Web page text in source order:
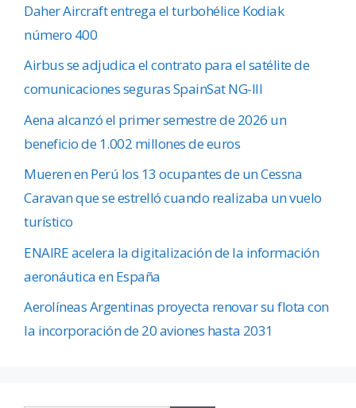
Daher Aircraft entrega el turbohélice Kodiak
número 400
Airbus se adjudica el contrato para el satélite de
comunicaciones seguras SpainSat NG-III
Aena alcanzó el primer semestre de 2026 un
beneficio de 1.002 millones de euros
Mueren en Perú los 13 ocupantes de un Cessna
Caravan que se estrelló cuando realizaba un vuelo
turístico
ENAIRE acelera la digitalización de la información
aeronáutica en España
Aerolíneas Argentinas proyecta renovar su flota con
la incorporación de 20 aviones hasta 2031